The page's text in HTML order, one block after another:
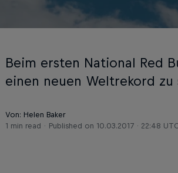
Beim ersten National Red
einen neuen Weltrekord zu
Von: Helen Baker
1 min read
Published on 10.03.2017 · 22:48